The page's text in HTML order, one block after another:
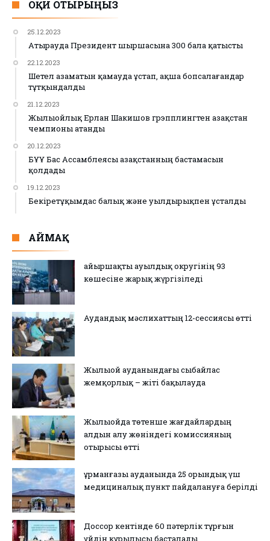
ОҚИ ОТЫРЫҢЫЗ
25.12.2023
Атырауда Президент шыршасына 300 бала қатысты
22.12.2023
Шетел азаматын қамауда ұстап, ақша бопсалағандар
тұтқындалды
21.12.2023
Жылыойлық Ерлан Шакишов грэпплингтен Қазақстан
чемпионы атанды
20.12.2023
БҰҰ Бас Ассамблеясы Қазақстанның бастамасын
қолдады
19.12.2023
Бекіретұқымдас балық және уылдырықпен ұсталды
АЙМАҚ
Қайыршақты ауылдық округінің 93
көшесіне жарық жүргізіледі
Аудандық мәслихаттың 12-сессиясы өтті
Жылыой ауданындағы сыбайлас
жемқорлық – жіті бақылауда
Жылыойда төтенше жағдайлардың
алдын алу жөніндегі комиссияның
отырысы өтті
Құрманғазы ауданында 25 орындық үш
медициналық пункт пайдалануға берілді
Доссор кентінде 60 пәтерлік тұрғын
үйдің құрылысы басталады